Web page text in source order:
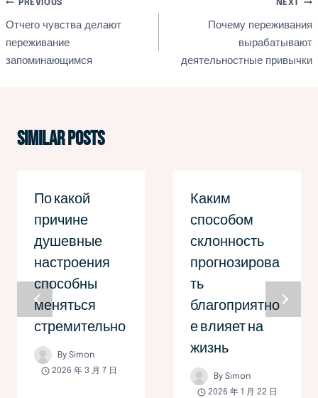
Post
navigation
PREVIOUS
Отчего чувства делают
переживание
запоминающимся
NEXT
Почему переживания
вырабатывают
деятельностные привычки
Similar Posts
По какой
причине
душевные
настроения
способны
меняться
стремительно
By Simon
2026 年 3 月 7 日
Каким
способом
склонность
прогнозирова
ть
благоприятно
е влияет на
жизнь
By Simon
2026 年 1 月 22 日